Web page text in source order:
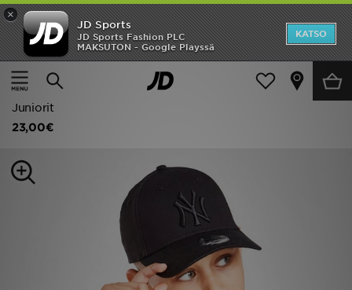
×
JD Sports
JD Sports Fashion PLC
MAKSUTON - Google Playssä
KATSO
Etusivu
Lapset Lasten asusteet Hatut
New Era MLB 9FORTY New York Yankees -lippalakki
Juniorit
23,00€
Etusivu
Ale
Naiset
Miehet